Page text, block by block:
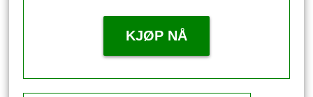
KJØP NÅ